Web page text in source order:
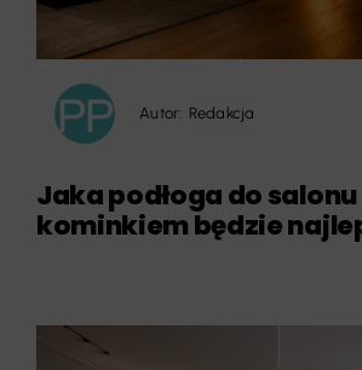
Autor: Redakcja
Jaka podłoga do salonu
kominkiem będzie